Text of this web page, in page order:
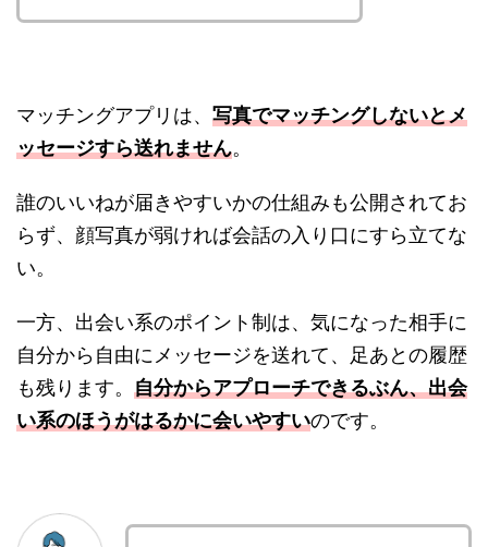
マッチングアプリは、 写真でマッチングしないとメ
ッセージすら送れません。
誰のいいねが届きやすいかの仕組みも公開されてお
らず、顔写真が弱ければ会話の入り口にすら立てな
い。
一方、出会い系のポイント制は、気になった相手に
自分から自由にメッセージを送れて、足あとの履歴
も残ります。 自分からアプローチできるぶん、出会
い系のほうがはるかに会いやすいのです。